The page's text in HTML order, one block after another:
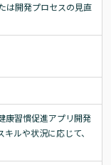
は開発プロセスの見直
康習慣促進アプリ開発
ルや状況に応じて、